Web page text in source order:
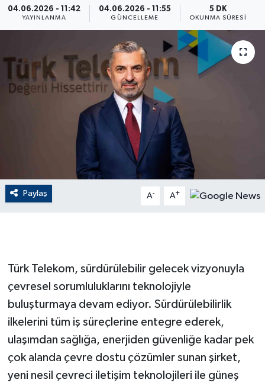
04.06.2026 - 11:42
YAYINLANMA
04.06.2026 - 11:55
GÜNCELLEME
5 DK
OKUNMA SÜRESI
Paylaş A- A+
Türk Telekom, sürdürülebilir gelecek vizyonuyla
çevresel sorumluluklarını teknolojiyle
buluşturmaya devam ediyor. Sürdürülebilirlik
ilkelerini tüm iş süreçlerine entegre ederek,
ulaşımdan sağlığa, enerjiden güvenliğe kadar pek
çok alanda çevre dostu çözümler sunan şirket,
yeni nesil çevreci iletişim teknolojileri ile güneş
EĞİTİM
English News
Flaş Haber
Gayrimenkul
GENEL
HABERDE İNSAN
İNSAN
İş Dünyası
Jandarma